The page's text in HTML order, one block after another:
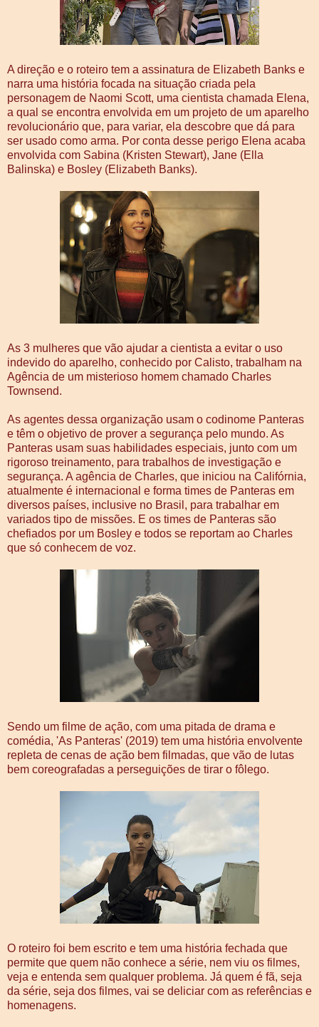
A direção e o roteiro tem a assinatura de Elizabeth Banks e
narra uma história focada na situação criada pela
personagem de Naomi Scott, uma cientista chamada Elena,
a qual se encontra envolvida em um projeto de um aparelho
revolucionário que, para variar, ela descobre que dá para
ser usado como arma. Por conta desse perigo Elena acaba
envolvida com Sabina (Kristen Stewart), Jane (Ella
Balinska) e Bosley (Elizabeth Banks).
As 3 mulheres que vão ajudar a cientista a evitar o uso
indevido do aparelho, conhecido por Calisto, trabalham na
Agência de um misterioso homem chamado Charles
Townsend.
As agentes dessa organização usam o codinome Panteras
e têm o objetivo de prover a segurança pelo mundo. As
Panteras usam suas habilidades especiais, junto com um
rigoroso treinamento, para trabalhos de investigação e
segurança. A agência de Charles, que iniciou na Califórnia,
atualmente é internacional e forma times de Panteras em
diversos países, inclusive no Brasil, para trabalhar em
variados tipo de missões. E os times de Panteras são
chefiados por um Bosley e todos se reportam ao Charles
que só conhecem de voz.
Sendo um filme de ação, com uma pitada de drama e
comédia, 'As Panteras' (2019) tem uma história envolvente
repleta de cenas de ação bem filmadas, que vão de lutas
bem coreografadas a perseguições de tirar o fôlego.
O roteiro foi bem escrito e tem uma história fechada que
permite que quem não conhece a série, nem viu os filmes,
veja e entenda sem qualquer problema. Já quem é fã, seja
da série, seja dos filmes, vai se deliciar com as referências e
homenagens.